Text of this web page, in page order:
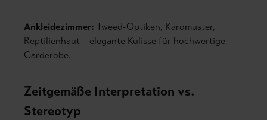
Ankleidezimmer: Tweed-Optiken, Karomuster,
Reptilienhaut – elegante Kulisse für hochwertige
Garderobe.
Zeitgemäße Interpretation vs.
Stereotyp